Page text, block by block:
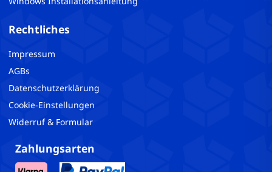
Rechtliches
Impressum
AGBs
Datenschutzerklärung
Cookie-Einstellungen
Widerruf & Formular
Zahlungsarten